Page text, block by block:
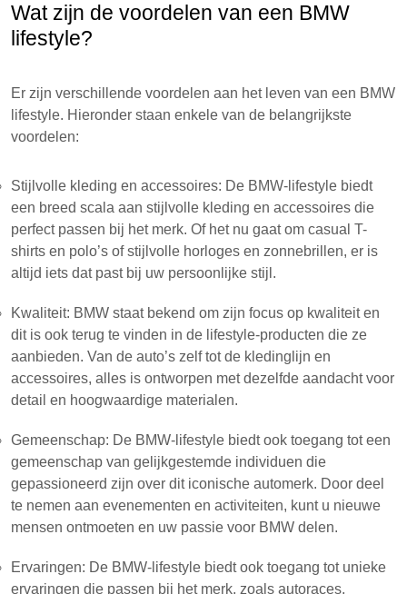
Wat zijn de voordelen van een BMW
lifestyle?
Er zijn verschillende voordelen aan het leven van een BMW
lifestyle. Hieronder staan enkele van de belangrijkste
voordelen:
Stijlvolle kleding en accessoires: De BMW-lifestyle biedt
een breed scala aan stijlvolle kleding en accessoires die
perfect passen bij het merk. Of het nu gaat om casual T-
shirts en polo’s of stijlvolle horloges en zonnebrillen, er is
altijd iets dat past bij uw persoonlijke stijl.
Kwaliteit: BMW staat bekend om zijn focus op kwaliteit en
dit is ook terug te vinden in de lifestyle-producten die ze
aanbieden. Van de auto’s zelf tot de kledinglijn en
accessoires, alles is ontworpen met dezelfde aandacht voor
detail en hoogwaardige materialen.
Gemeenschap: De BMW-lifestyle biedt ook toegang tot een
gemeenschap van gelijkgestemde individuen die
gepassioneerd zijn over dit iconische automerk. Door deel
te nemen aan evenementen en activiteiten, kunt u nieuwe
mensen ontmoeten en uw passie voor BMW delen.
Ervaringen: De BMW-lifestyle biedt ook toegang tot unieke
ervaringen die passen bij het merk, zoals autoraces,